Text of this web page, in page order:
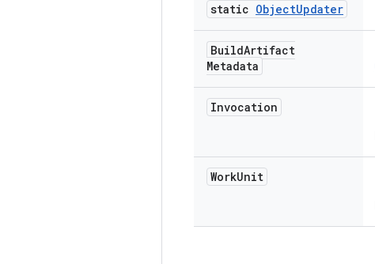
static ObjectUpdater
BuildArtifact
Metadata
Invocation
WorkUnit